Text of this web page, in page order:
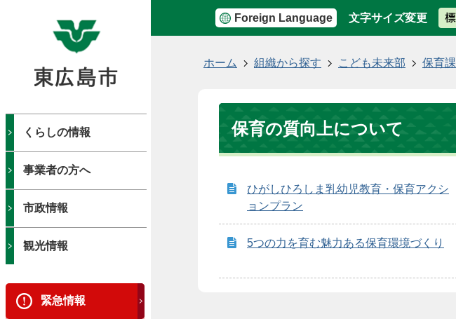
Foreign Language 文字サイズ変更
くらしの情報
事業者の方へ
市政情報
観光情報
緊急情報
ホーム 組織から探す こども未来部 保育課
保育の質向上について
ひがしひろしま乳幼児教育・保育アクシ
ョンプラン
5つの力を育む魅力ある保育環境づくり